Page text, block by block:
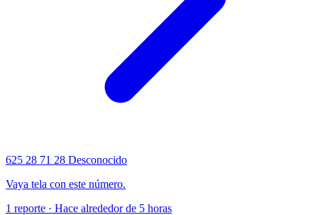
625 28 71 28 Desconocido
Vaya tela con este número.
1 reporte · Hace alrededor de 5 horas